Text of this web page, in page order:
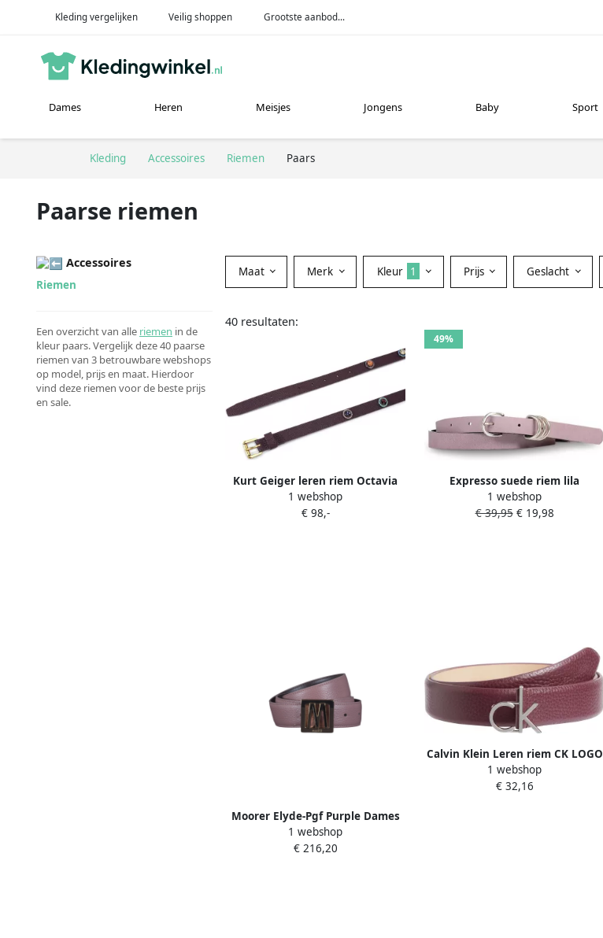
Kleding vergelijken Veilig shoppen Grootste aanbod...
Dames Heren Meisjes Jongens Baby Sport
Kleding Accessoires Riemen Paars
Paarse riemen
Accessoires
Riemen
Een overzicht van alle riemen in de
kleur paars. Vergelijk deze 40 paarse
riemen van 3 betrouwbare webshops
op model, prijs en maat. Hierdoor
vind deze riemen voor de beste prijs
en sale.
Maat Merk Kleur 1 Prijs Geslacht
40 resultaten:
Kurt Geiger leren riem Octavia
met sierstenen donkerpaars
1 webshop
€ 98,-
49%
Expresso suede riem lila
1 webshop
€ 39,95€ 19,98
Moorer Elyde-Pgf Purple Dames
1 webshop
€ 216,20
Calvin Klein Leren riem CK LOGO
BUCKLE BELT 3.0_PBL met logo-
embossing als sluiting
1 webshop
€ 32,16